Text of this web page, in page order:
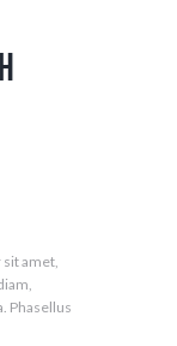
amet,
Phasellus